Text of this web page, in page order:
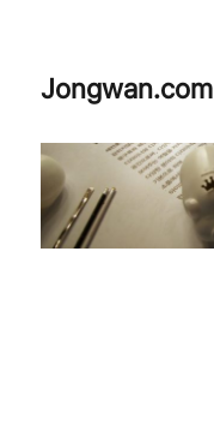
Jongwan.com